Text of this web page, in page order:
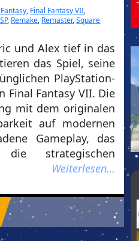
, Final Fantasy VII,
, Remake, Remaster,Square
und Alex tief in das
das Spiel, seine
PlayStation-
Final Fantasy VII. Die
mit dem originalen
auf modernen
Gameplay, das
die strategischen
Weiterlesen…